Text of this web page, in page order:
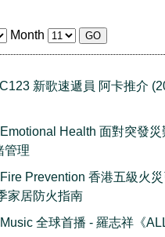
Month
C123 新歌速遞員 阿卡推介
Emotional Health 面對突發災
管理
Fire Prevention 香港五級火
家居防火指南
Music 全球首播 - 羅志祥《